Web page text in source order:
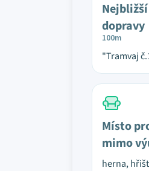
dopravy
100m
"Tramvaj
Místo
mimo
herna,